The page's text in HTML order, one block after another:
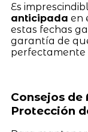
Es
anticipada en
estas fechas
garantía de
perfectamente
Consejos
Protección